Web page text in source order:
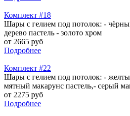
Комплект #18
Шары с гелием под потолок: -
дерево пастель - золото хром
от 2665 руб
Подробнее
Комплект #22
Шары с гелием под потолок: -
мятный макарунс пастель,- серый
от 2275 руб
Подробнее